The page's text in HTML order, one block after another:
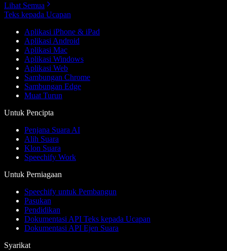
Lihat Semua
Teks kepada Ucapan
Aplikasi iPhone & iPad
Aplikasi Android
Aplikasi Mac
Aplikasi Windows
Aplikasi Web
Sambungan Chrome
Sambungan Edge
Muat Turun
Untuk Pencipta
Penjana Suara AI
Alih Suara
Klon Suara
Speechify Work
Untuk Perniagaan
Speechify untuk Pembangun
Pasukan
Pendidikan
Dokumentasi API Teks kepada Ucapan
Dokumentasi API Ejen Suara
Syarikat